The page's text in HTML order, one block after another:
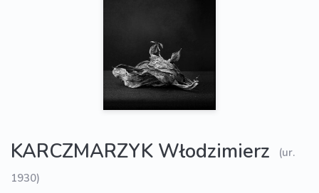
KARCZMARZYK Włodzimierz
(ur.
1930)